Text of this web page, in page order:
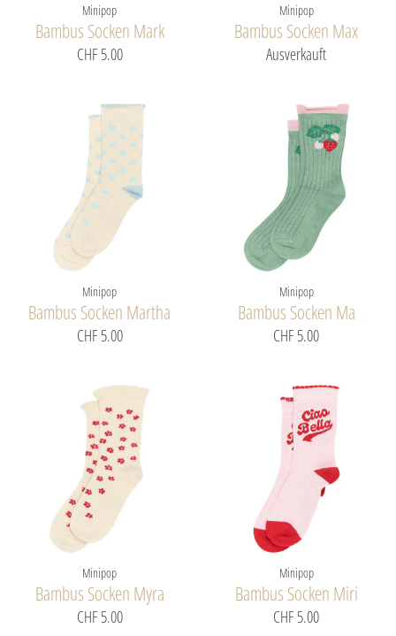
Minipop
Bambus Socken Mark
CHF 5.00
Minipop
Bambus Socken Max
Ausverkauft
Minipop
Bambus Socken Martha
CHF 5.00
Minipop
Bambus Socken Ma
CHF 5.00
Minipop
Bambus Socken Myra
CHF 5.00
Minipop
Bambus Socken Miri
CHF 5.00